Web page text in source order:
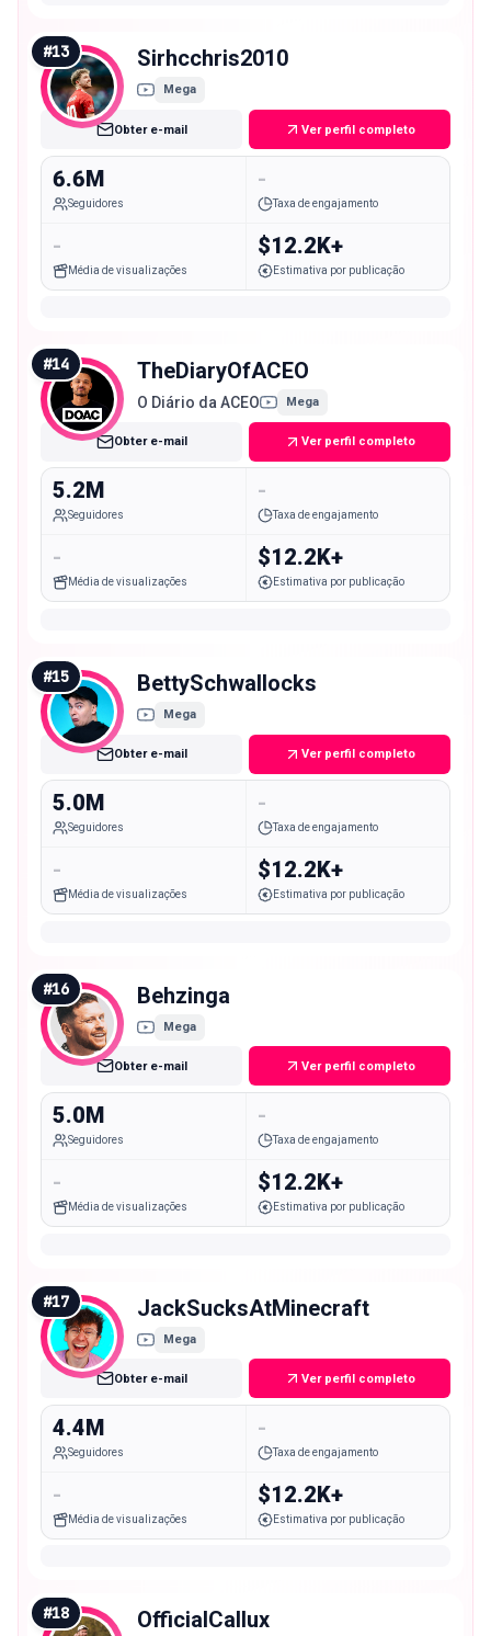
#13 Sirhcchris2010
Mega
Obter e-mail Ver perfil completo
6.6M
Seguidores
-
Taxa de engajamento
-
Média de visualizações
$12.2K+
Estimativa por publicação
#14 TheDiaryOfACEO
O Diário da ACEO Mega
Obter e-mail Ver perfil completo
5.2M
Seguidores
-
Taxa de engajamento
-
Média de visualizações
$12.2K+
Estimativa por publicação
#15 BettySchwallocks
Mega
Obter e-mail Ver perfil completo
5.0M
Seguidores
-
Taxa de engajamento
-
Média de visualizações
$12.2K+
Estimativa por publicação
#16 Behzinga
Mega
Obter e-mail Ver perfil completo
5.0M
Seguidores
-
Taxa de engajamento
-
Média de visualizações
$12.2K+
Estimativa por publicação
#17 JackSucksAtMinecraft
Mega
Obter e-mail Ver perfil completo
4.4M
Seguidores
-
Taxa de engajamento
-
Média de visualizações
$12.2K+
Estimativa por publicação
#18 OfficialCallux